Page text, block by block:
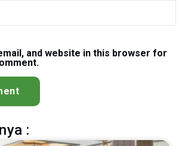
and website in this browser for
: